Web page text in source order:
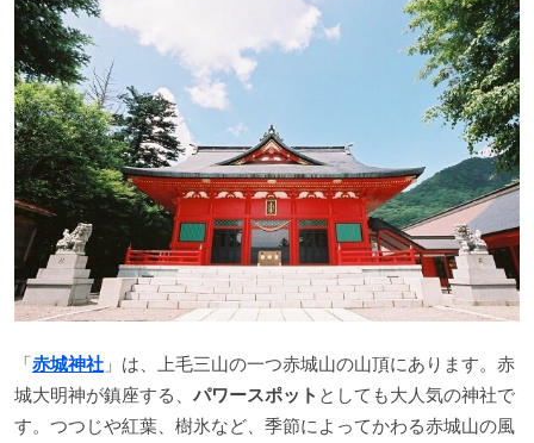
「赤城神社」は、上毛三山の一つ赤城山の山頂にあります。赤
城大明神が鎮座する、 パワースポット としても大人気の神社で
す。つつじや紅葉、樹氷など、季節によってかわる赤城山の風